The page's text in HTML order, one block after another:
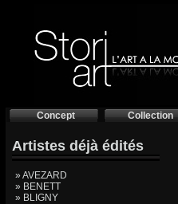
Concept Collection
Artistes déjà édités
» AVEZARD
» BENETT
» BLIGNY